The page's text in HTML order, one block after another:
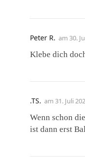
Peter R. am 30.
Klebe dich
.TS. am 31. Juli
Wenn schon
ist dann erst